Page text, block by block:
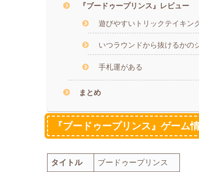
『ブードゥープリンス』レビュー
遊びやすいトリックテイキン
いつラウンドから抜けるかの
手札運がある
まとめ
『ブードゥープリンス』ゲーム
タイトル ブードゥープリンス